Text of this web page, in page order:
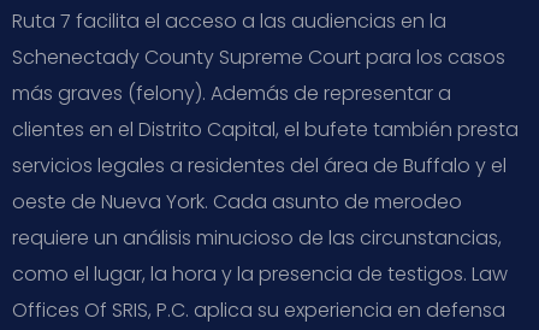
Ruta 7 facilita el acceso a las audiencias en la
Schenectady County Supreme Court para los casos
más graves (felony). Además de representar a
clientes en el Distrito Capital, el bufete también presta
servicios legales a residentes del área de Buffalo y el
oeste de Nueva York. Cada asunto de merodeo
requiere un análisis minucioso de las circunstancias,
como el lugar, la hora y la presencia de testigos. Law
Offices Of SRIS, P.C. aplica su experiencia en defensa